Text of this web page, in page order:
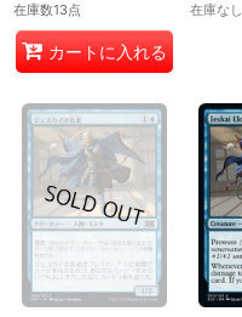
在庫数13点
カートに入れる
在庫なし